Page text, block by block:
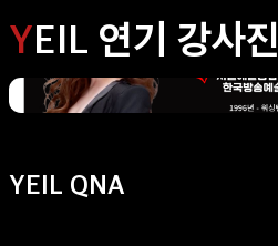
YEIL 연기 강사진
YEIL QNA